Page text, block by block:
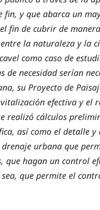
fin, y que abarca un
fin de cubrir de
la naturaleza y la
como caso de
de necesidad serían
su Proyecto de
efectiva y el
realizó cálculos
así como el detalle
urbana que
que hagan un control
que permite el